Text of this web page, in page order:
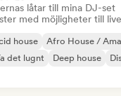
låtar till mina DJ-set
med möjligheter till
house
Afro House /
det lugnt Deep house